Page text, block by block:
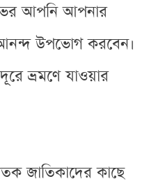
আপনি আপনার
আনন্দ উপভোগ করবেন।
ভ্রমণে যাওয়ার
জাতিকাদের কাছে